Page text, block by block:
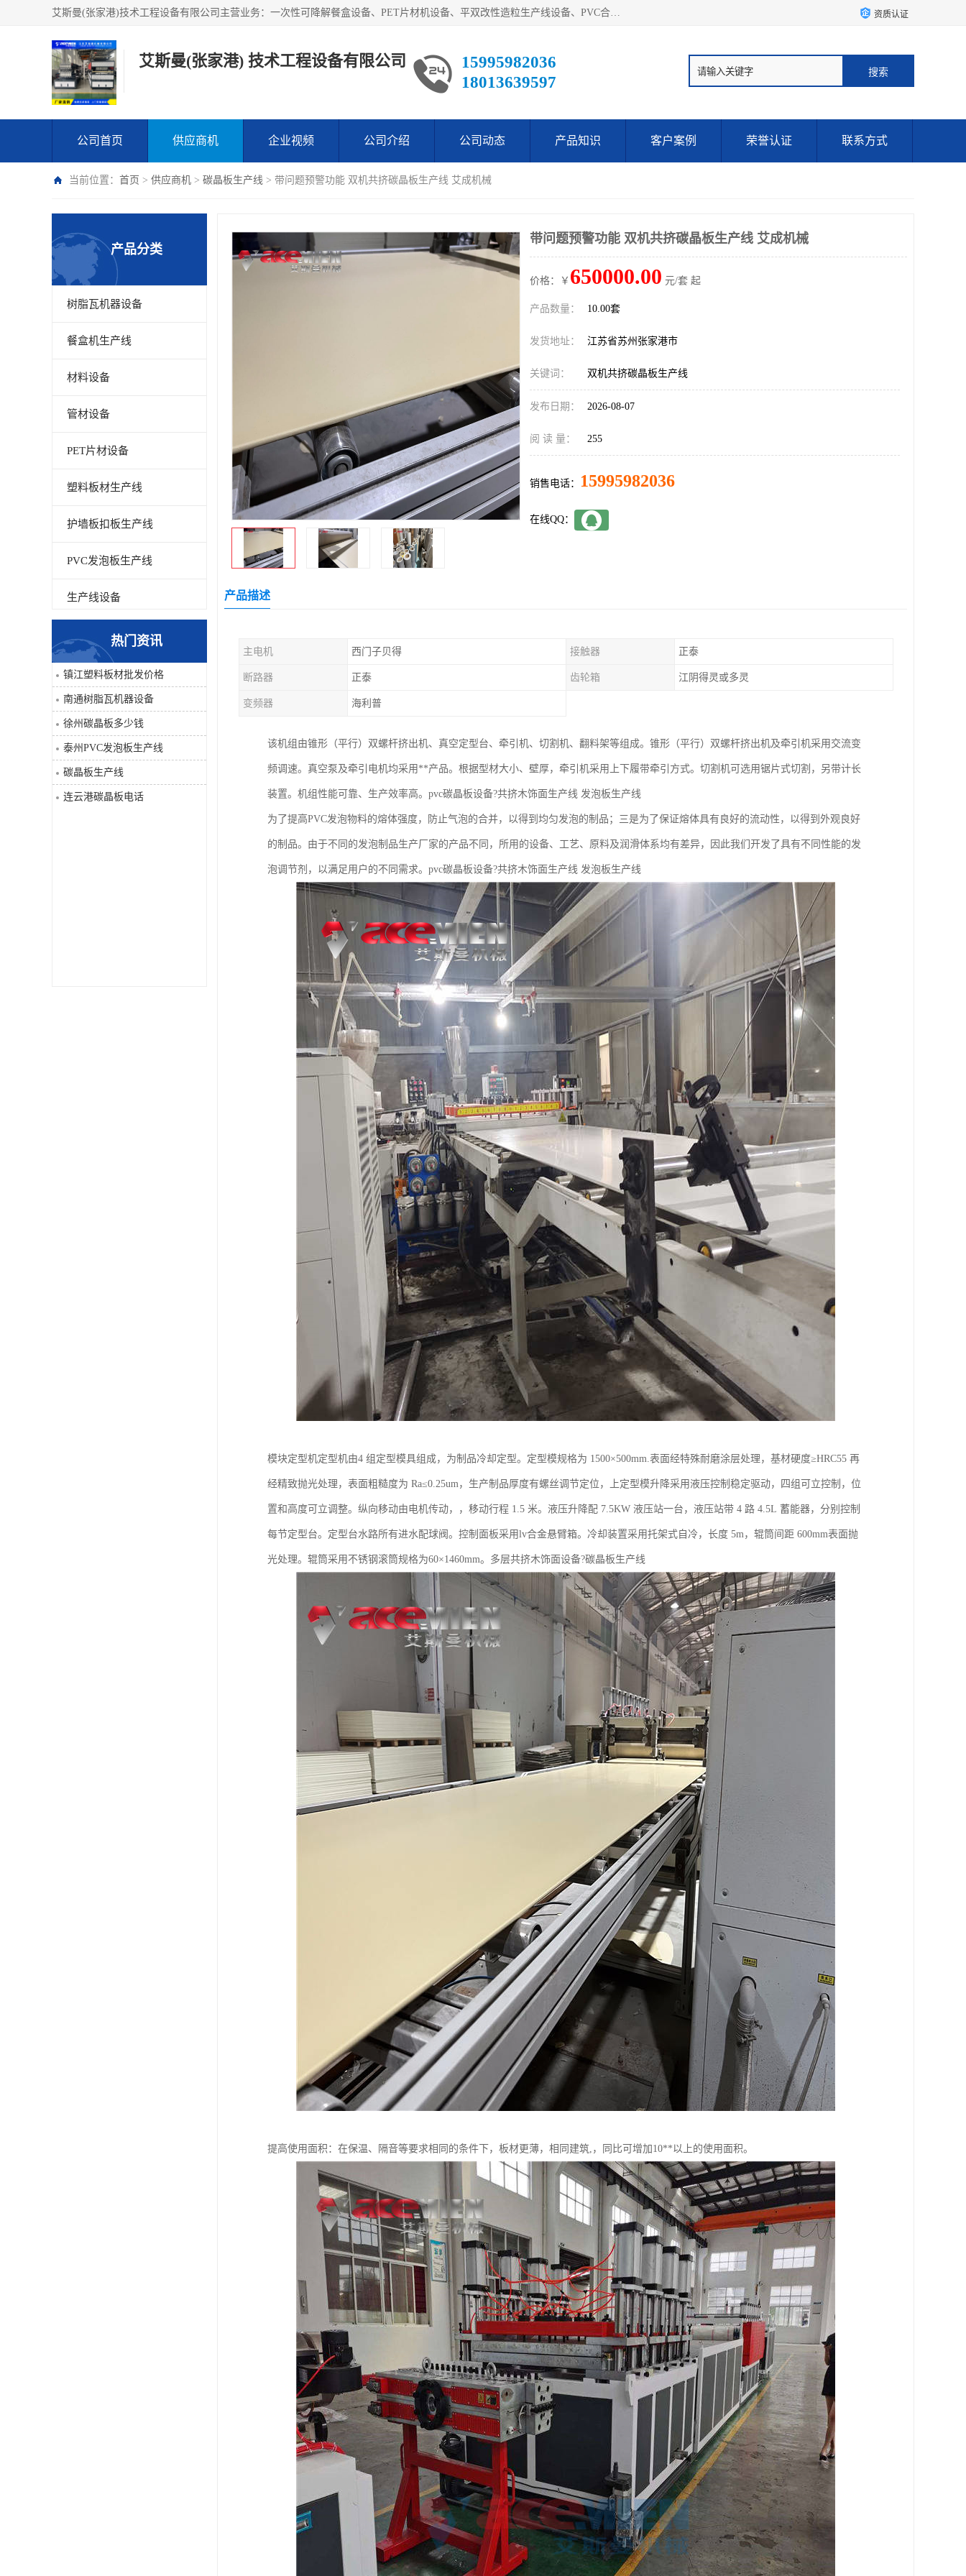
艾斯曼(张家港)技术工程设备有限公司主营业务：一次性可降解餐盒设备、PET片材机设备、平双改性造粒生产线设备、PVC合成树脂瓦设备、PP中空建筑模板设备、PVC管材设备等。成立至今，在国内我们的产品已经销售到全国所有省份，拥有多家客户，在国外产品出口到五十多个国家和地区。 资质认证
艾斯曼(张家港) 技术工程设备有限公司
15995982036
18013639597
公司首页 供应商机 企业视频 公司介绍 公司动态 产品知识 客户案例 荣誉认证 联系方式
当前位置： 首页 > 供应商机 > 碳晶板生产线 > 带问题预警功能 双机共挤碳晶板生产线 艾成机械
产品分类
树脂瓦机器设备
餐盒机生产线
材料设备
管材设备
PET片材设备
塑料板材生产线
护墙板扣板生产线
PVC发泡板生产线
生产线设备
碳晶板生产线
PVC仿大理石板生产线
热门资讯
镇江塑料板材批发价格
南通树脂瓦机器设备
徐州碳晶板多少钱
泰州PVC发泡板生产线
碳晶板生产线
连云港碳晶板电话
带问题预警功能 双机共挤碳晶板生产线 艾成机械
价格：￥ 650000.00 元/套 起
产品数量： 10.00套
发货地址： 江苏省苏州张家港市
关键词： 双机共挤碳晶板生产线
发布日期： 2026-08-07
阅 读 量： 255
销售电话： 15995982036
在线QQ：
产品描述
主电机 西门子贝得 接触器 正泰
断路器 正泰 齿轮箱 江阴得灵或多灵
变频器 海利普
该机组由锥形（平行）双螺杆挤出机、真空定型台、牵引机、切割机、翻料架等组成。锥形（平行）双螺杆挤出机及牵引机采用交流变
频调速。真空泵及牵引电机均采用**产品。根据型材大小、壁厚，牵引机采用上下履带牵引方式。切割机可选用锯片式切割，另带计长
装置。机组性能可靠、生产效率高。pvc碳晶板设备?共挤木饰面生产线 发泡板生产线
为了提高PVC发泡物料的熔体强度，防止气泡的合并，以得到均匀发泡的制品；三是为了保证熔体具有良好的流动性，以得到外观良好
的制品。由于不同的发泡制品生产厂家的产品不同，所用的设备、工艺、原料及润滑体系均有差异，因此我们开发了具有不同性能的发
泡调节剂，以满足用户的不同需求。pvc碳晶板设备?共挤木饰面生产线 发泡板生产线
模块定型机定型机由4 组定型模具组成，为制品冷却定型。定型模规格为 1500×500mm.表面经特殊耐磨涂层处理，基材硬度≥HRC55 再
经精致抛光处理，表面粗糙度为 Ra≤0.25um，生产制品厚度有螺丝调节定位，上定型模升降采用液压控制稳定驱动，四组可立控制，位
置和高度可立调整。纵向移动由电机传动，，移动行程 1.5 米。液压升降配 7.5KW 液压站一台，液压站带 4 路 4.5L 蓄能器，分别控制
每节定型台。定型台水路所有进水配球阀。控制面板采用lv合金悬臂箱。冷却装置采用托架式自冷，长度 5m，辊筒间距 600mm表面抛
光处理。辊筒采用不锈钢滚筒规格为60×1460mm。多层共挤木饰面设备?碳晶板生产线
提高使用面积：在保温、隔音等要求相同的条件下，板材更薄，相同建筑,，同比可增加10**以上的使用面积。